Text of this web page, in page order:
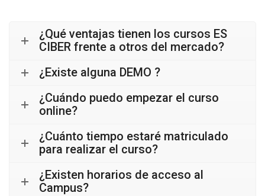
¿Qué ventajas tienen los cursos ES
CIBER frente a otros del mercado?
¿Existe alguna DEMO ?
¿Cuándo puedo empezar el curso
online?
¿Cuánto tiempo estaré matriculado
para realizar el curso?
¿Existen horarios de acceso al
Campus?